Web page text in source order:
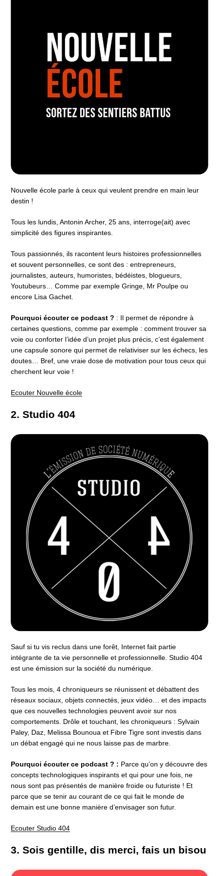
Nouvelle école parle à ceux qui veulent prendre en main leur
destin !
Tous les lundis, Antonin Archer, 25 ans, interroge(ait) avec
simplicité des figures inspirantes.
Tous passionnés, ils racontent leurs histoires professionnelles
et souvent personnelles, ce sont des : entrepreneurs,
journalistes, auteurs, humoristes, bédéistes, blogueurs,
Youtubeurs… Comme par exemple Gringe, Mr Poulpe ou
encore Lisa Gachet.
Pourquoi écouter ce podcast ? : Il permet de répondre à
certaines questions, comme par exemple : comment trouver sa
voie ou conforter l’idée d’un projet plus précis, c’est également
une capsule sonore qui permet de relativiser sur les échecs, les
doutes… Bref, une vraie dose de motivation pour tous ceux qui
cherchent leur voie !
Ecouter Nouvelle école
2. Studio 404
Sauf si tu vis reclus dans une forêt, Internet fait partie
intégrante de ta vie personnelle et professionnelle. Studio 404
est une émission sur la société du numérique.
Tous les mois, 4 chroniqueurs se réunissent et débattent des
réseaux sociaux, objets connectés, jeux vidéo… et des impacts
que ces nouvelles technologies peuvent avoir sur nos
comportements. Drôle et touchant, les chroniqueurs : Sylvain
Paley, Daz, Melissa Bounoua et Fibre Tigre sont investis dans
un débat engagé qui ne nous laisse pas de marbre.
Pourquoi écouter ce podcast ? : Parce qu’on y découvre des
concepts technologiques inspirants et qui pour une fois, ne
nous sont pas présentés de manière froide ou futuriste ! Et
parce que se tenir au courant de ce qui fait le monde de
demain est une bonne manière d’envisager son futur.
Ecouter Studio 404
3. Sois gentille, dis merci, fais un bisou